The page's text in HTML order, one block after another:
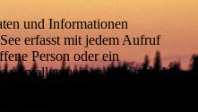
und Informationen
erfasst mit jedem Aufruf
Person oder ein
von allgemeinen Daten und